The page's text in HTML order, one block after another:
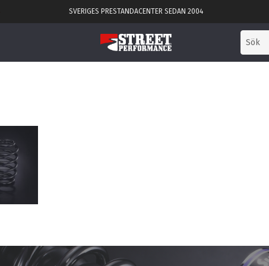
SVERIGES PRESTANDACENTER SEDAN 2004